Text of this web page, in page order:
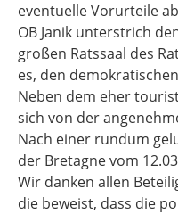
eventuelle Vorurteile
OB Janik unterstrich
großen Ratssaal des
es, den
Neben dem eher
sich von der
Nach einer rundum
der Bretagne vom
Wir danken allen
die beweist, dass die